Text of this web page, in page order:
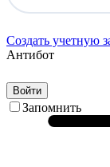
Создать учетную
Антибот
Войти
Запомнить